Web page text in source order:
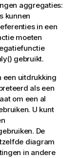
aggregaties:
kunnen
in een
moeten
gebruikt.
een uitdrukking
als een
om een al
U kunt
De
diagram
in andere